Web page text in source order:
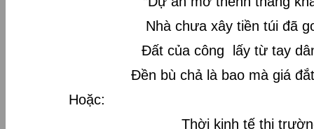
Nhà chưa xây tiền túi đã
Đất của công lấy từ tay
Đền bù chả là bao mà giá
Hoặc:
Thời kinh tế thị